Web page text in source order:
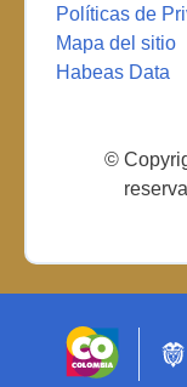
Políticas de
Mapa del sitio
Habeas Data
©